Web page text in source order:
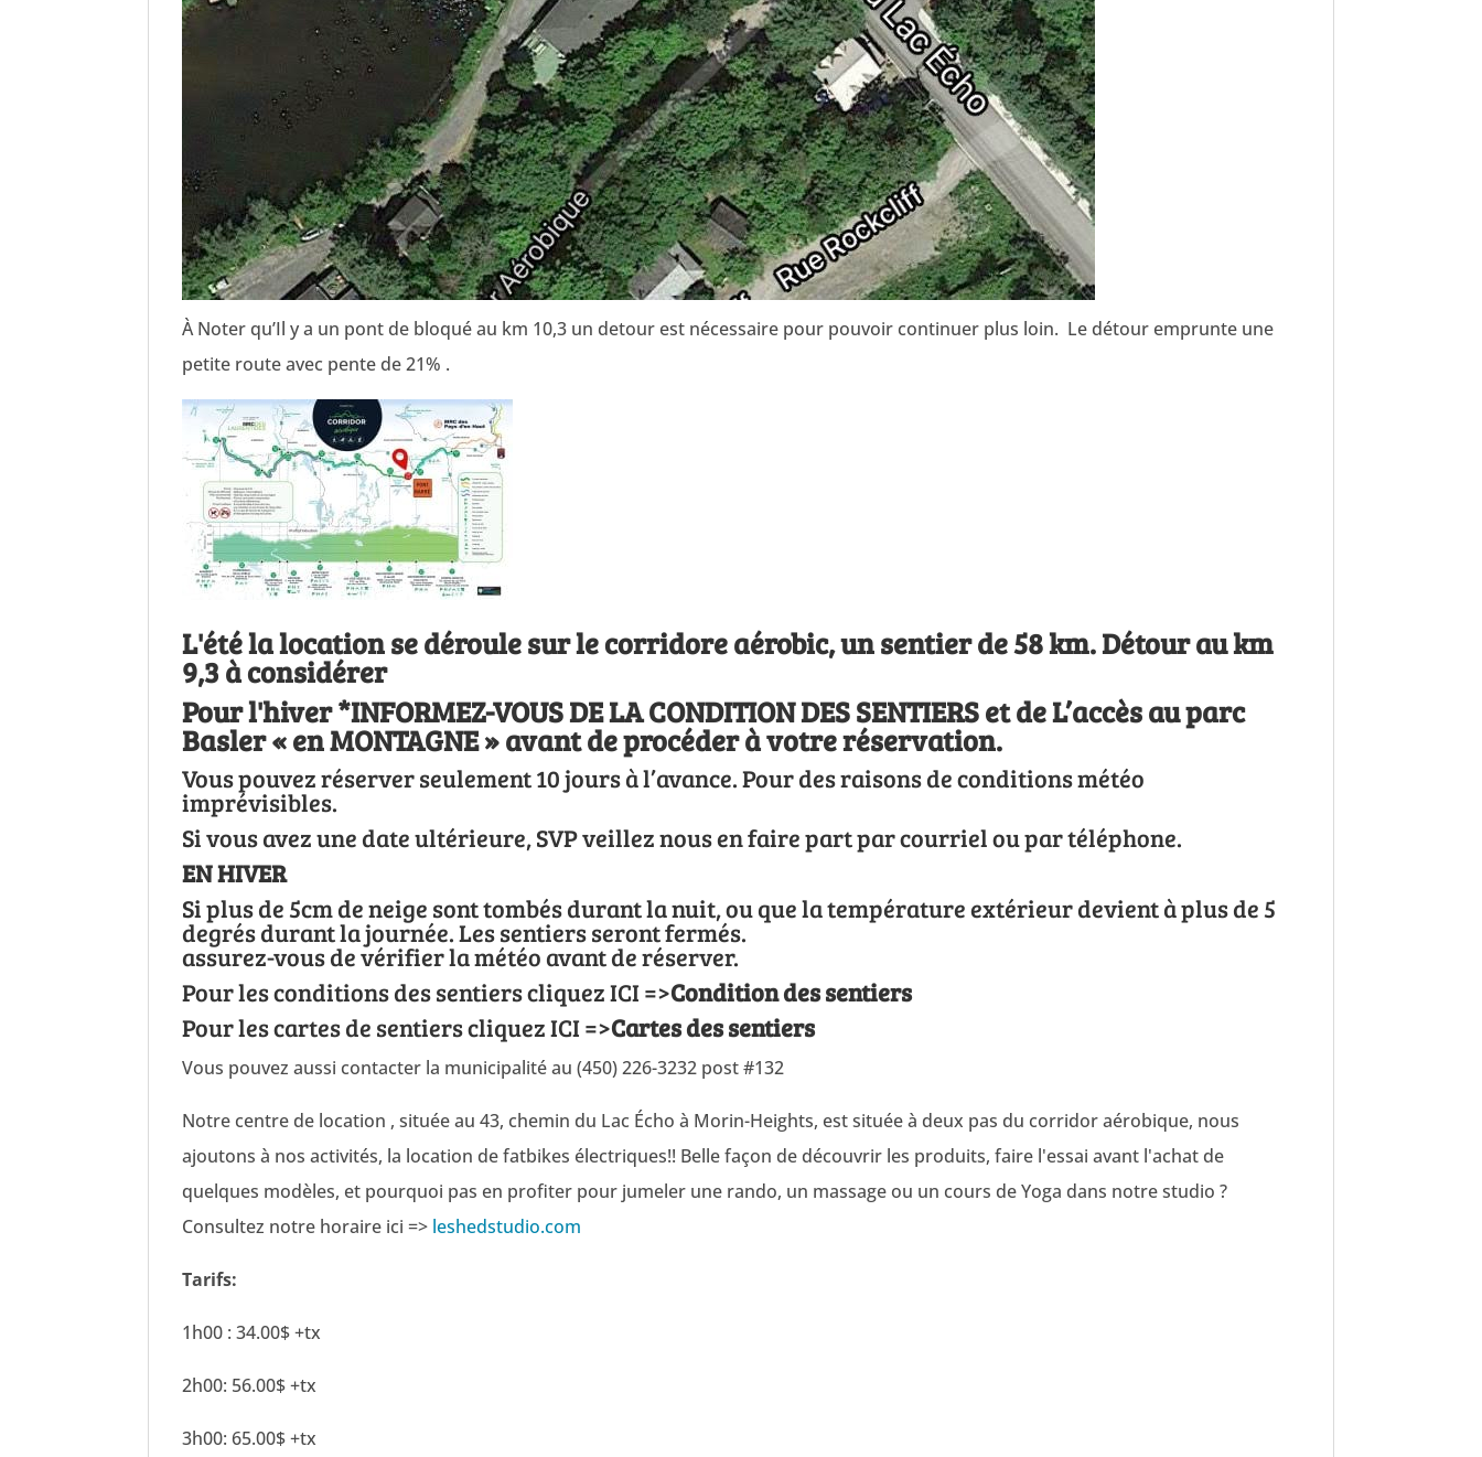
À Noter qu’Il y a un pont de bloqué au km 10,3 un detour est nécessaire pour pouvoir continuer plus loin. Le détour emprunte une
petite route avec pente de 21% .
L'été la location se déroule sur le corridore aérobic, un sentier de 58 km. Détour au km
9,3 à considérer
Pour l'hiver *INFORMEZ-VOUS DE LA CONDITION DES SENTIERS et de L’accès au parc
Basler « en MONTAGNE » avant de procéder à votre réservation.
Vous pouvez réserver seulement 10 jours à l’avance. Pour des raisons de conditions météo
imprévisibles.
Si vous avez une date ultérieure, SVP veillez nous en faire part par courriel ou par téléphone.
EN HIVER
Si plus de 5cm de neige sont tombés durant la nuit, ou que la température extérieur devient à plus de 5
degrés durant la journée. Les sentiers seront fermés.
assurez-vous de vérifier la météo avant de réserver.
Pour les conditions des sentiers cliquez ICI =>Condition des sentiers
Pour les cartes de sentiers cliquez ICI =>Cartes des sentiers
Vous pouvez aussi contacter la municipalité au (450) 226-3232 post #132
Notre centre de location , située au 43, chemin du Lac Écho à Morin-Heights, est située à deux pas du corridor aérobique, nous
ajoutons à nos activités, la location de fatbikes électriques!! Belle façon de découvrir les produits, faire l'essai avant l'achat de
quelques modèles, et pourquoi pas en profiter pour jumeler une rando, un massage ou un cours de Yoga dans notre studio ?
Consultez notre horaire ici => leshedstudio.com
Tarifs:
1h00 : 34.00$ +tx
2h00: 56.00$ +tx
3h00: 65.00$ +tx